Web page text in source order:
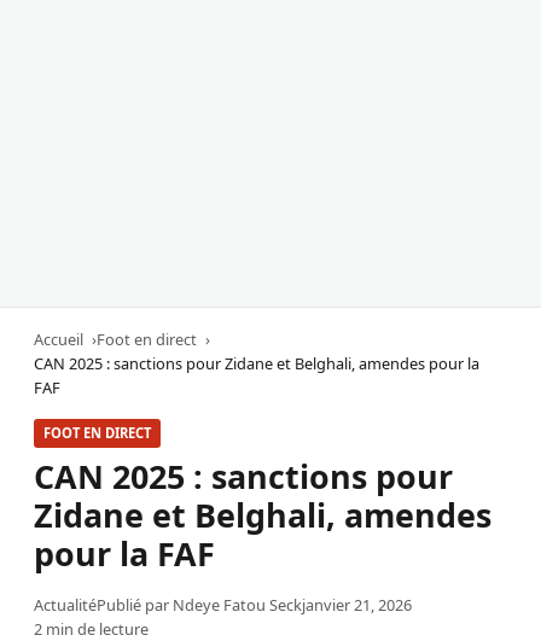
Accueil
Foot en direct
CAN 2025 : sanctions pour Zidane et Belghali, amendes pour la
FAF
FOOT EN DIRECT
CAN 2025 : sanctions pour
Zidane et Belghali, amendes
pour la FAF
ActualitéPublié par Ndeye Fatou Seckjanvier 21, 2026
2 min de lecture